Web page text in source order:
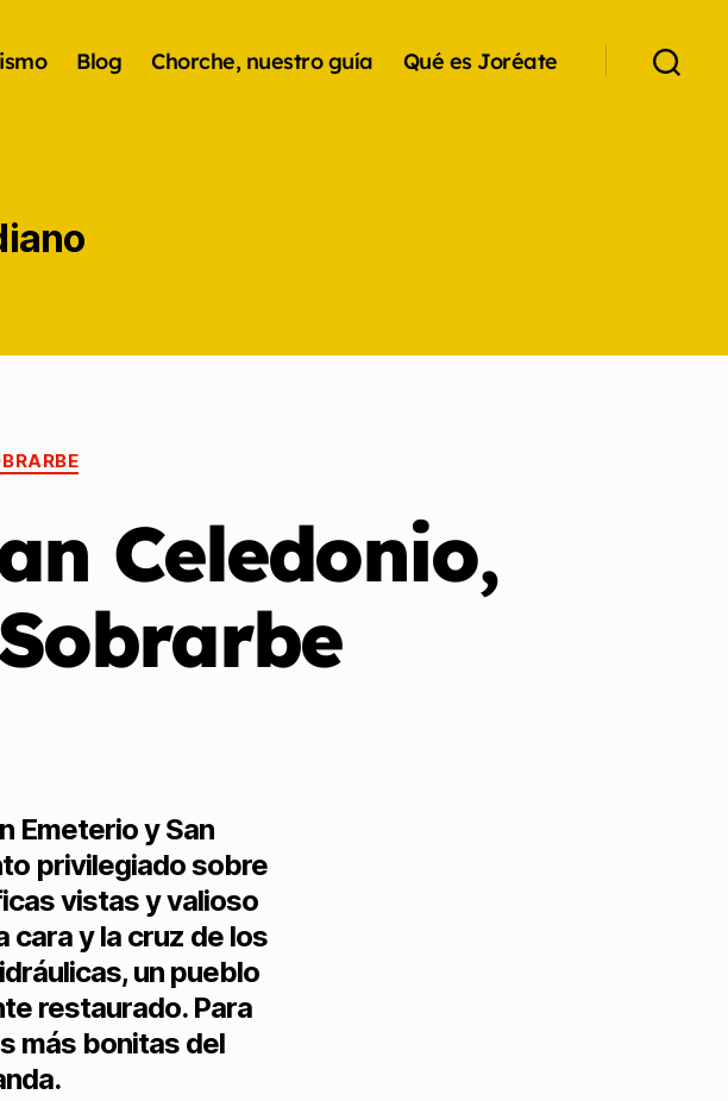
Blog Chorche, nuestro guía Qué es Joréate
Celedonio,
Emeterio y San
privilegiado sobre
vistas y valioso
cara y la cruz de los
un pueblo
restaurado. Para
más bonitas del